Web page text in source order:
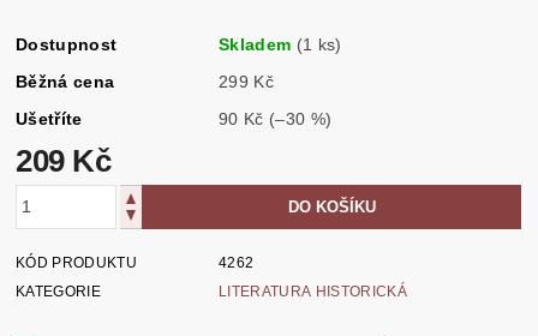
Dostupnost Skladem (1 ks)
Běžná cena
299 Kč
Ušetříte
90 Kč (–30 %)
209 Kč
KÓD PRODUKTU
4262
KATEGORIE
LITERATURA HISTORICKÁ